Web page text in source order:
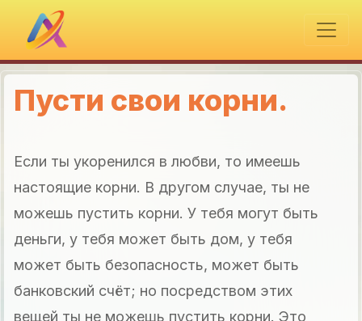
Пусти свои корни.
Если ты укоренился в любви, то имеешь
настоящие корни. В другом случае, ты не
можешь пустить корни. У тебя могут быть
деньги, у тебя может быть дом, у тебя
может быть безопасность, может быть
банковский счёт; но посредством этих
вещей ты не можешь пустить корни. Это